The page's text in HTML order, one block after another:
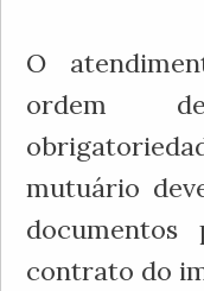
O
ordem
mutuário
documentos
contrato do